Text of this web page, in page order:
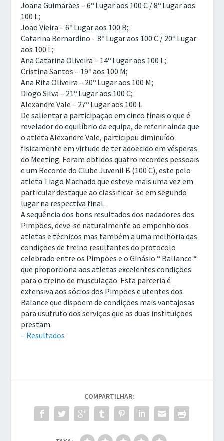
Joana Guimarães – 6º Lugar aos 100 C / 8º Lugar aos
100 L;
João Vieira – 6º Lugar aos 100 B;
Catarina Bernardino – 8º Lugar aos 100 C / 20º Lugar
aos 100 L;
Ana Catarina Oliveira – 14º Lugar aos 100 L;
Cristina Santos – 19º aos 100 M;
Ana Rita Oliveira – 20º Lugar aos 100 M;
Diogo Silva – 21º Lugar aos 100 C;
Alexandre Vale – 27º Lugar aos 100 L.
De salientar a participação em cinco finais o que é
revelador do equilíbrio da equipa, de referir ainda que
o atleta Alexandre Vale, participou diminuído
fisicamente em virtude de ter adoecido em vésperas
do Meeting. Foram obtidos quatro recordes pessoais
e um Recorde do Clube Juvenil B (100 C), este pelo
atleta Tiago Machado que esteve mais uma vez em
particular destaque ao classificar-se em segundo
lugar na respectiva final.
A sequência dos bons resultados dos nadadores dos
Pimpões, deve-se naturalmente ao empenho dos
atletas e técnicos mas também a uma melhoria das
condições de treino resultantes do protocolo
celebrado entre os Pimpões e o Ginásio “ Ballance “
que proporciona aos atletas excelentes condições
para o treino de musculação. Esta parceria é
extensiva aos sócios dos Pimpões e utentes dos
Balance que dispõem de condições mais vantajosas
para usufruto dos serviços que as duas instituições
prestam.
– Resultados
COMPARTILHAR: